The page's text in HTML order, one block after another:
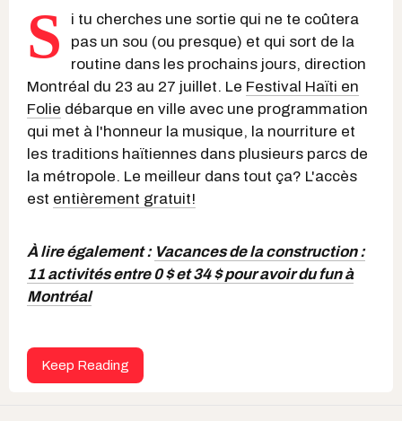
S
i tu cherches une sortie qui ne te coûtera
pas un sou (ou presque) et qui sort de la
routine dans les prochains jours, direction
Montréal du 23 au 27 juillet. Le Festival Haïti en
Folie débarque en ville avec une programmation
qui met à l'honneur la musique, la nourriture et
les traditions haïtiennes dans plusieurs parcs de
la métropole. Le meilleur dans tout ça? L'accès
est entièrement gratuit!
À lire également : Vacances de la construction :
11 activités entre 0 $ et 34 $ pour avoir du fun à
Montréal
Keep Reading